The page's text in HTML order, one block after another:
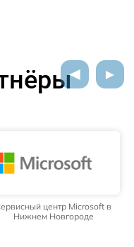
центр Microsoft в
Нижнем Новгороде